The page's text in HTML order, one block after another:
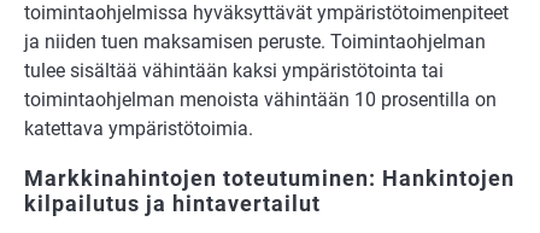
toimintaohjelmissa hyväksyttävät ympäristötoimenpiteet
ja niiden tuen maksamisen peruste. Toimintaohjelman
tulee sisältää vähintään kaksi ympäristötointa tai
toimintaohjelman menoista vähintään 10 prosentilla on
katettava ympäristötoimia.
Markkinahintojen toteutuminen: Hankintojen
kilpailutus ja hintavertailut